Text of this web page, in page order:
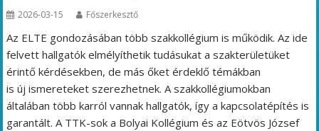
2026-03-15 Főszerkesztő
Az ELTE gondozásában több szakkollégium is működik. Az ide
felvett hallgatók elmélyíthetik tudásukat a szakterületüket
érintő kérdésekben, de más őket érdeklő témákban
is új ismereteket szerezhetnek. A szakkollégiumokban
általában több karról vannak hallgatók, így a kapcsolatépítés is
garantált. A TTK-sok a Bolyai Kollégium és az Eötvös József